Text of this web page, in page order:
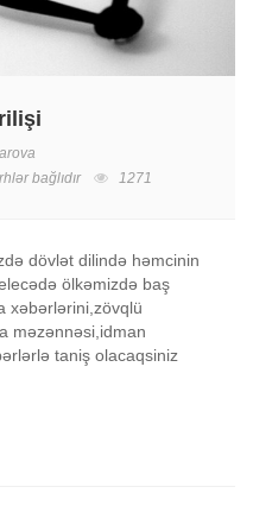
bağlıdır 1271
dövlət dilində həmcinin
ölkəmizdə baş
xəbərlərini,zövqlü
məzənnəsi,idman
taniş olacaqsiniz